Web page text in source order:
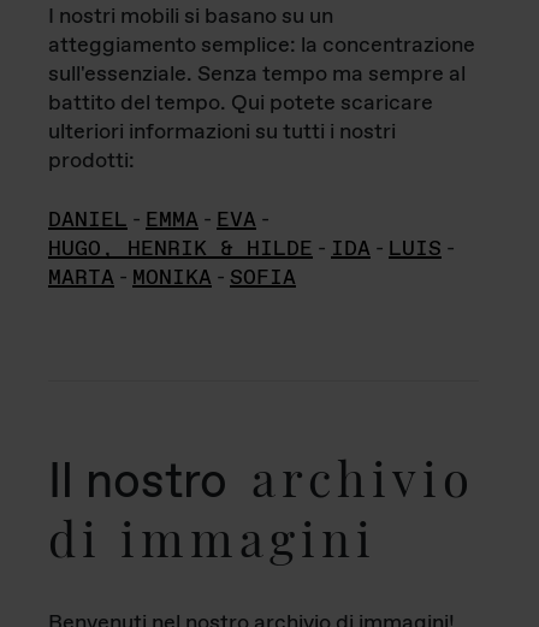
I nostri mobili si basano su un
atteggiamento semplice: la concentrazione
sull'essenziale. Senza tempo ma sempre al
battito del tempo. Qui potete scaricare
ulteriori informazioni su tutti i nostri
prodotti:
DANIEL - EMMA - EVA -
HUGO, HENRIK & HILDE - IDA - LUIS -
MARTA - MONIKA - SOFIA
Il nostro archivio
di immagini